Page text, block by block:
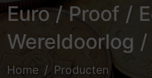
Euro / Proof /
Wereldoorlog
Home
Producten